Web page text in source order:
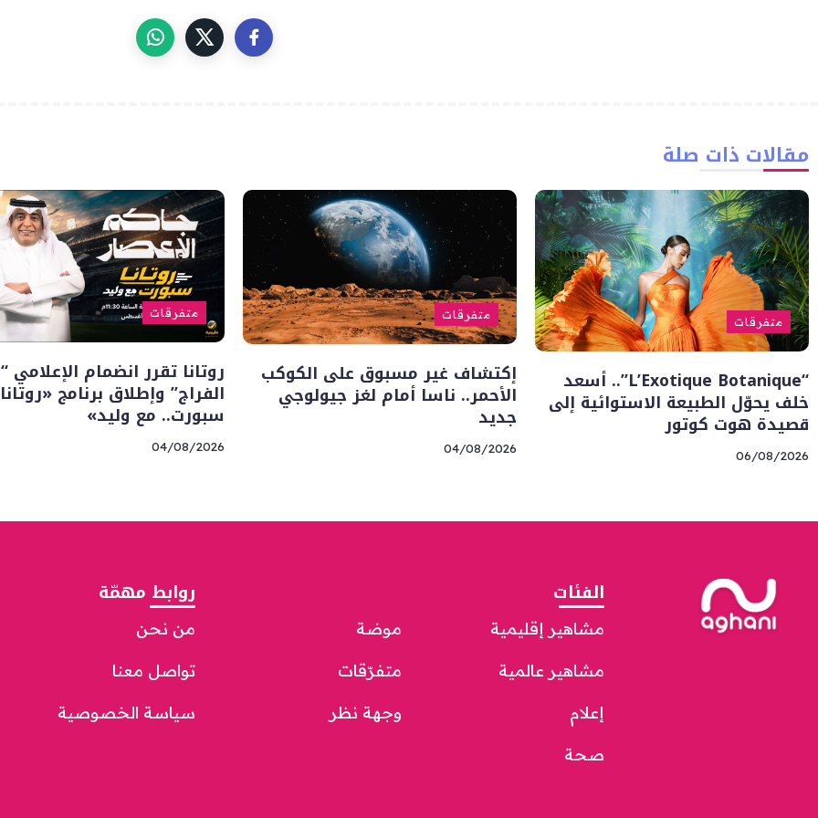
مقالات ذات صلة
متفرقات
“L’Exotique Botanique”.. أسعد
خلف يحوّل الطبيعة الاستوائية إلى
قصيدة هوت كوتور
06/08/2026
متفرقات
إكتشاف غير مسبوق على الكوكب
الأحمر.. ناسا أمام لغز جيولوجي
جديد
04/08/2026
متفرقات
روتانا تقرر انضمام الإعلامي
الفراج” وإطلاق برنامج «روتانا
سبورت.. مع وليد»
04/08/2026
الفئات
مشاهير إقليمية
مشاهير عالمية
إعلام
صحة
موضة
متفرّقات
وجهة نظر
روابط مهمّة
من نحن
تواصل معنا
سياسة الخصوصية